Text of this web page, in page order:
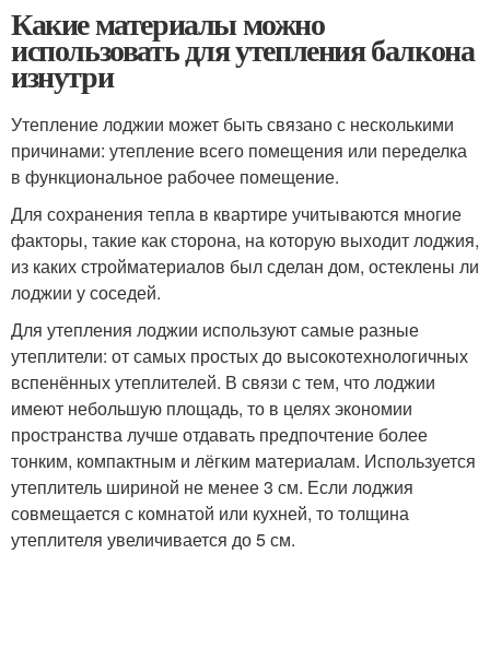
Какие материалы можно
использовать для утепления балкона
изнутри
Утепление лоджии может быть связано с несколькими
причинами: утепление всего помещения или переделка
в функциональное рабочее помещение.
Для сохранения тепла в квартире учитываются многие
факторы, такие как сторона, на которую выходит лоджия,
из каких стройматериалов был сделан дом, остеклены ли
лоджии у соседей.
Для утепления лоджии используют самые разные
утеплители: от самых простых до высокотехнологичных
вспенённых утеплителей. В связи с тем, что лоджии
имеют небольшую площадь, то в целях экономии
пространства лучше отдавать предпочтение более
тонким, компактным и лёгким материалам. Используется
утеплитель шириной не менее 3 см. Если лоджия
совмещается с комнатой или кухней, то толщина
утеплителя увеличивается до 5 см.